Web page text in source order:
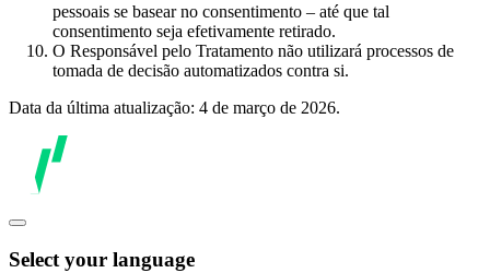
pessoais se basear no consentimento – até que tal
consentimento seja efetivamente retirado.
O Responsável pelo Tratamento não utilizará processos de
tomada de decisão automatizados contra si.
Data da última atualização: 4 de março de 2026.
Select your language